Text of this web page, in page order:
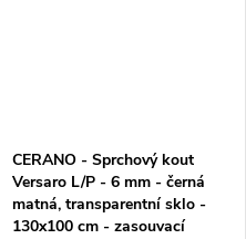
CERANO - Sprchový kout
Versaro L/P - 6 mm - černá
matná, transparentní sklo -
130x100 cm - zasouvací